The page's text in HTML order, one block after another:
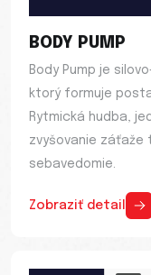
BODY PUMP
Body Pump je
ktorý formuje
Rytmická hudba,
zvyšovanie záťaže
sebavedomie.
Zobraziť detail